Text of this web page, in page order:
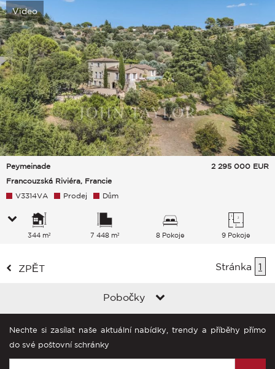
Video
Peymeinade
Francouzská Riviéra, Francie
2 295 000 EUR
V3314VA Prodej Dům
344 m² 7 448 m² 8 Pokoje 9 Pokoje
ZPĚT Stránka 1
Pobočky
Nechte si zasílat naše aktuální nabídky, trendy a příběhy přímo
do své poštovní schránky